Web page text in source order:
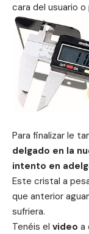
cara del usuario
Para finalizar le
delgado en la
intento en
Este cristal a
que anterior
sufriera.
Tenéis el video a